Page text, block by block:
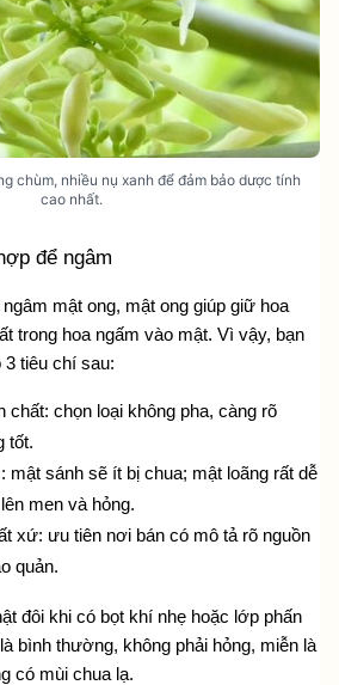
chùm, nhiều nụ xanh để đảm bảo dược tính
cao nhất.
để ngâm
mật ong, mật ong giúp giữ hoa
trong hoa ngấm vào mật. Vì vậy, bạn
3 tiêu chí sau:
chất: chọn loại không pha, càng rõ
tốt.
mật sánh sẽ ít bị chua; mật loãng rất dễ
men và hỏng.
xứ: ưu tiên nơi bán có mô tả rõ nguồn
quản.
đôi khi có bọt khí nhẹ hoặc lớp phấn
bình thường, không phải hỏng, miễn là
có mùi chua lạ.